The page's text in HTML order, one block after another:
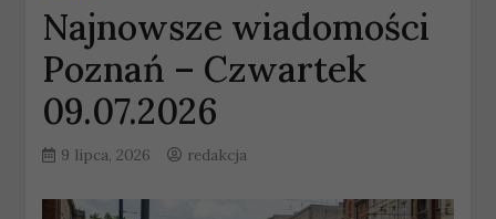
Najnowsze wiadomości
Poznań – Czwartek
09.07.2026
9 lipca, 2026 redakcja